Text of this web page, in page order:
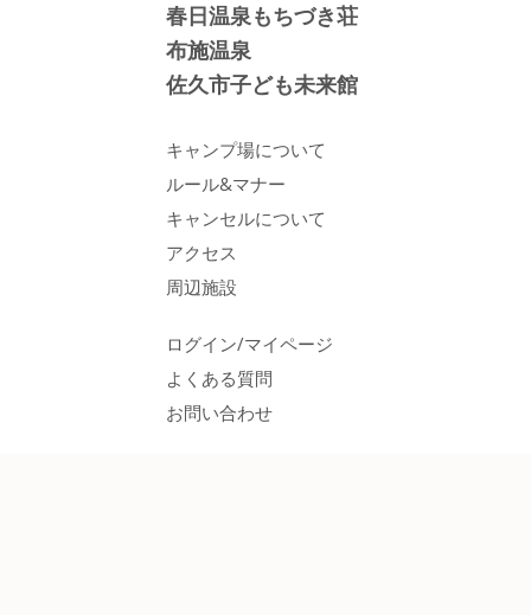
春日温泉もちづき荘
布施温泉
佐久市子ども未来館
キャンプ場について
ルール&マナー
キャンセルについて
アクセス
周辺施設
ログイン/マイページ
よくある質問
お問い合わせ